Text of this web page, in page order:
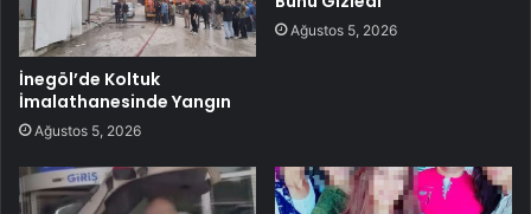
İnegöl’de Koltuk
İmalathanesinde Yangın
Ağustos 5, 2026
Ağustos 5, 2026